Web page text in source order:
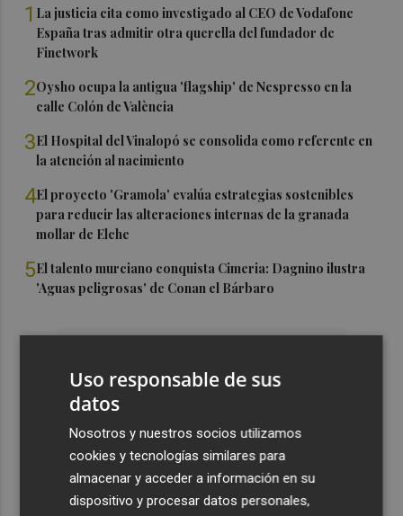
1 La justicia cita como investigado al CEO de Vodafone
España tras admitir otra querella del fundador de
Finetwork
2Oysho ocupa la antigua 'flagship' de Nespresso en la
calle Colón de València
3El Hospital del Vinalopó se consolida como referente en
la atención al nacimiento
4El proyecto 'Gramola' evalúa estrategias sostenibles
para reducir las alteraciones internas de la granada
mollar de Elche
5El talento murciano conquista Cimeria: Dagnino ilustra
'Aguas peligrosas' de Conan el Bárbaro
Uso responsable de sus
datos
Nosotros y nuestros socios utilizamos
cookies y tecnologías similares para
almacenar y acceder a información en su
dispositivo y procesar datos personales,